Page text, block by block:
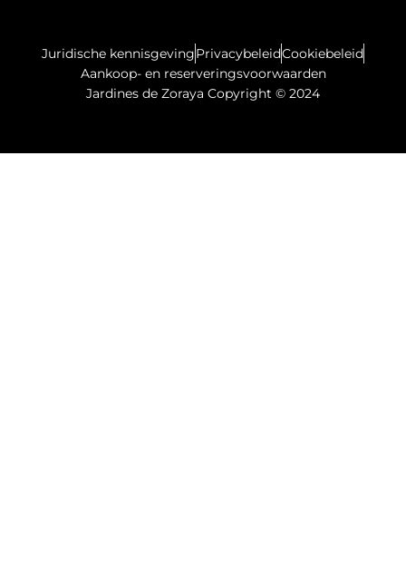
Juridische kennisgevingPrivacybeleidCookiebeleid
Aankoop- en reserveringsvoorwaarden
Jardines de Zoraya Copyright © 2024